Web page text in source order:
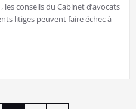
les conseils du Cabinet d’avocats
litiges peuvent faire échec à